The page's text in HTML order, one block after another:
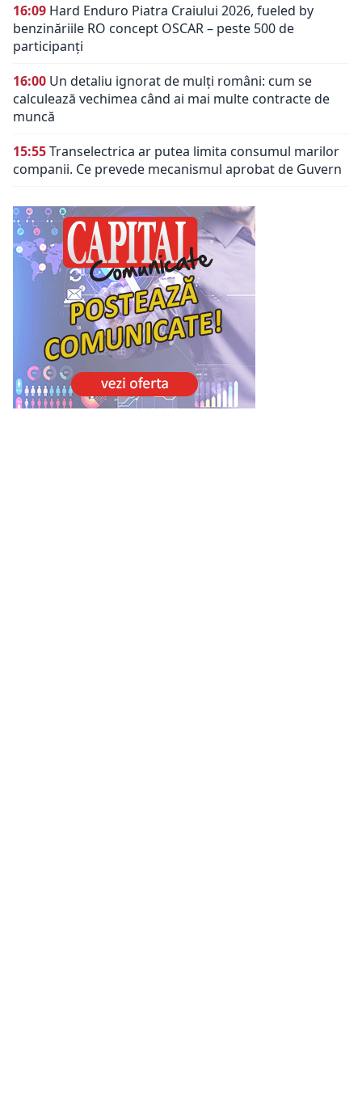
16:09 Hard Enduro Piatra Craiului 2026, fueled by
benzinăriile RO concept OSCAR – peste 500 de
participanți
16:00 Un detaliu ignorat de mulți români: cum se
calculează vechimea când ai mai multe contracte de
muncă
15:55Transelectrica ar putea limita consumul marilor
companii. Ce prevede mecanismul aprobat de Guvern